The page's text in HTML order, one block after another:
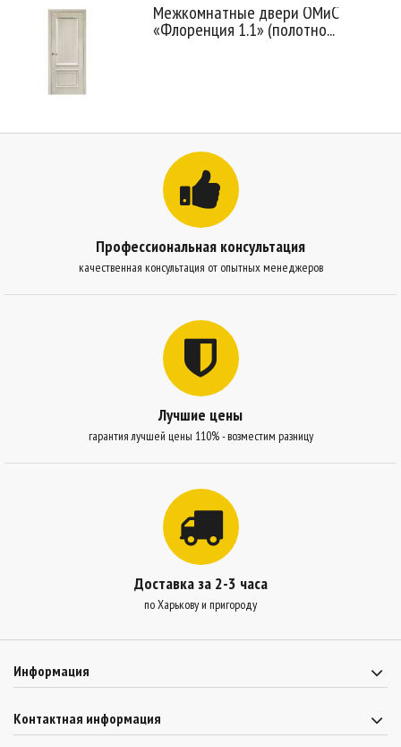
Межкомнатные двери ОМиС
«Флоренция 1.1» (полотно...
Профессиональная консультация
качественная консультация от опытных менеджеров
Лучшие цены
гарантия лучшей цены 110% - возместим разницу
Доставка за 2-3 часа
по Харькову и пригороду
Информация
Контактная информация